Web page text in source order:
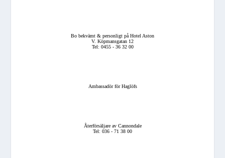
Bo bekvämt & personligt på Hotel Aston
V. Köpmansgatan 12
Tel: 0455 - 36 32 00
Ambassadör för Haglöfs
Återförsäljare av Cannondale
Tel: 036 - 71 38 00